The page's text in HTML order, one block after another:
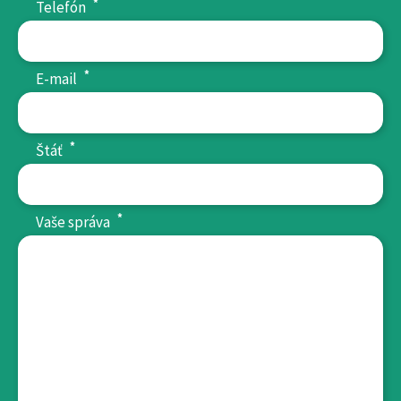
Telefón
E-mail *
Štáť *
Vaše správa *